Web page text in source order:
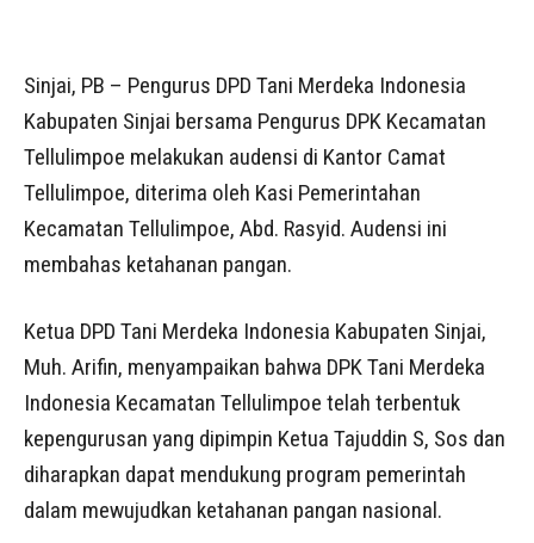
Sinjai, PB – Pengurus DPD Tani Merdeka Indonesia
Kabupaten Sinjai bersama Pengurus DPK Kecamatan
Tellulimpoe melakukan audensi di Kantor Camat
Tellulimpoe, diterima oleh Kasi Pemerintahan
Kecamatan Tellulimpoe, Abd. Rasyid. Audensi ini
membahas ketahanan pangan.
Ketua DPD Tani Merdeka Indonesia Kabupaten Sinjai,
Muh. Arifin, menyampaikan bahwa DPK Tani Merdeka
Indonesia Kecamatan Tellulimpoe telah terbentuk
kepengurusan yang dipimpin Ketua Tajuddin S, Sos dan
diharapkan dapat mendukung program pemerintah
dalam mewujudkan ketahanan pangan nasional.